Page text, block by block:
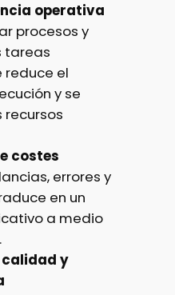
operativa
procesos y
tareas
reduce el
y se
recursos
costes
errores y
en un
a medio
calidad y